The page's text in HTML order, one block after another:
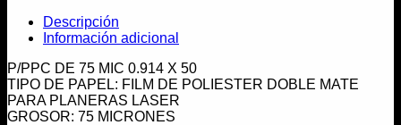
Descripción
Información adicional
P/PPC DE 75 MIC 0.914 X 50
TIPO DE PAPEL: FILM DE POLIESTER DOBLE MATE
PARA PLANERAS LASER
GROSOR: 75 MICRONES